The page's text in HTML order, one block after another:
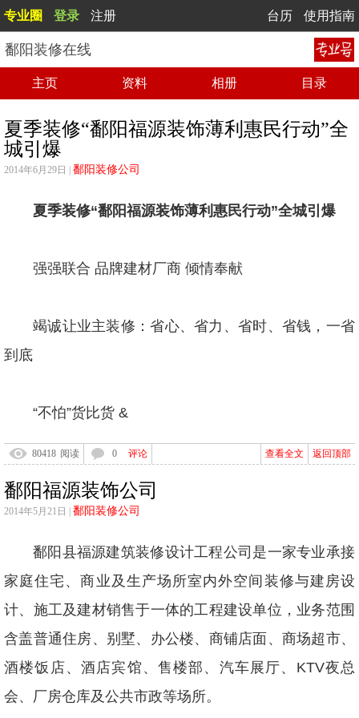
专业圈 登录 注册 台历 使用指南
鄱阳装修在线
主页 资料 相册 目录
夏季装修“鄱阳福源装饰薄利惠民行动”全
城引爆
2014年6月29日 | 鄱阳装修公司
夏季装修“鄱阳福源装饰薄利惠民行动”全城引爆
强强联合 品牌建材厂商 倾情奉献
竭诚让业主装修：省心、省力、省时、省钱，一省
到底
“不怕”货比货 &
80418 阅读 0 评论 返回顶部
查看全文
鄱阳福源装饰公司
2014年5月21日 | 鄱阳装修公司
鄱阳县福源建筑装修设计工程公司是一家专业承接
家庭住宅、商业及生产场所室内外空间装修与建房设
计、施工及建材销售于一体的工程建设单位，业务范围
含盖普通住房、别墅、办公楼、商铺店面、商场超市、
酒楼饭店、酒店宾馆、售楼部、汽车展厅、 KTV夜总
会、厂房仓库及公共市政等场所。